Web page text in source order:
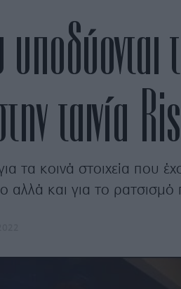
ταινία
τα κοινά στοιχεία που
και για το ρατσισμό